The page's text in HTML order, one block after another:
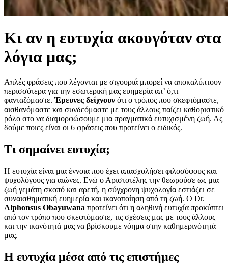
Κι αν η ευτυχία ακουγόταν στα
λόγια μας;
Απλές φράσεις που λέγονται με σιγουριά μπορεί να αποκαλύπτουν
περισσότερα για την εσωτερική μας ευημερία απ’ ό,τι
φανταζόμαστε.Έρευνες δείχνουν ότι ο τρόπος που σκεφτόμαστε,
αισθανόμαστε και συνδεόμαστε με τους άλλους παίζει καθοριστικό
ρόλο στο να διαμορφώσουμε μια πραγματικά ευτυχισμένη ζωή. Ας
δούμε ποιες είναι οι 6 φράσεις που προτείνει ο ειδικός.
Τι σημαίνει ευτυχία;
Η ευτυχία είναι μια έννοια που έχει απασχολήσει φιλοσόφους και
ψυχολόγους για αιώνες. Ενώ ο Αριστοτέλης την θεωρούσε ως μια
ζωή γεμάτη σκοπό και αρετή, η σύγχρονη ψυχολογία εστιάζει σε
συναισθηματική ευημερία και ικανοποίηση από τη ζωή. Ο Dr.
Alphonsus Obayuwana προτείνει ότι η αληθινή ευτυχία προκύπτει
από τον τρόπο που σκεφτόμαστε, τις σχέσεις μας με τους άλλους
και την ικανότητά μας να βρίσκουμε νόημα στην καθημερινότητά
μας.
Η ευτυχία μέσα από τις επιστήμες